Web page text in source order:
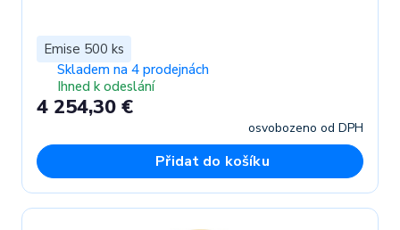
Emise 500 ks
Skladem na 4 prodejnách
Ihned k odeslání
4 254,30 €
osvobozeno od DPH
Přidat do košíku